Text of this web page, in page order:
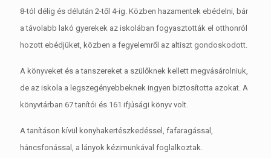
8-tól délig és délután 2-től 4-ig. Közben hazamentek ebédelni, bár
a távolabb lakó gyerekek az iskolában fogyasztották el otthonról
hozott ebédjüket, közben a fegyelemről az altiszt gondoskodott.
A könyveket és a tanszereket a szülőknek kellett megvásárolniuk,
de az iskola a legszegényebbeknek ingyen biztosította azokat. A
könyvtárban 67 tanítói és 161 ifjúsági könyv volt.
A tanításon kívül konyhakertészkedéssel, fafaragással,
háncsfonással, a lányok kézimunkával foglalkoztak.